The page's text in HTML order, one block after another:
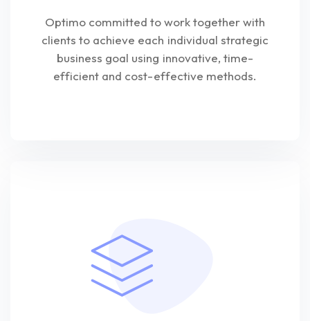
Optimo committed to work together with
clients to achieve each individual strategic
business goal using innovative, time-
efficient and cost-effective methods.